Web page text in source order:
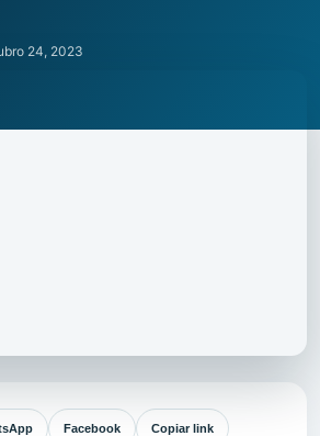
24, 2023
Facebook Copiar link